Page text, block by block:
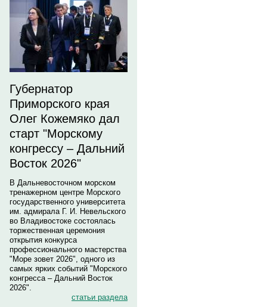
Губернатор
Приморского края
Олег Кожемяко дал
старт "Морскому
конгрессу – Дальний
Восток 2026"
В Дальневосточном морском
тренажерном центре Морского
государственного университета
им. адмирала Г. И. Невельского
во Владивостоке состоялась
торжественная церемония
открытия конкурса
профессионального мастерства
"Море зовет 2026", одного из
самых ярких событий "Морского
конгресса – Дальний Восток
2026".
статьи раздела